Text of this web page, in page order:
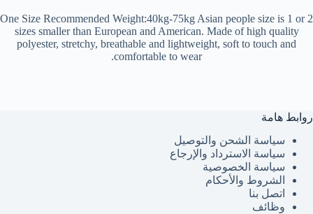
One Size Recommended Weight:40kg-75kg Asian people size is 1 or 2
sizes smaller than European and American. Made of high quality
polyester, stretchy, breathable and lightweight, soft to touch and
comfortable to wear.
روابط هامة
سياسة الشحن والتوصيل
سياسة الاسترداد والإرجاع
سياسة الخصوصية
الشروط والأحكام
اتصل بنا
وظائف